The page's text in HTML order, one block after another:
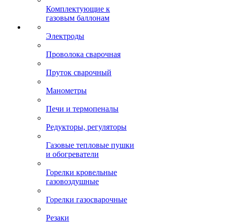
Комплектующие к
газовым баллонам
Электроды
Проволока сварочная
Пруток сварочный
Манометры
Печи и термопеналы
Редукторы, регуляторы
Газовые тепловые пушки
и обогреватели
Горелки кровельные
газовоздушные
Горелки газосварочные
Резаки